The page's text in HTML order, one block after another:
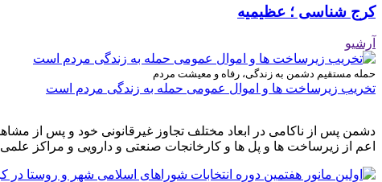
کرج شناسی ؛ عظیمیه
آرشیو
حمله مستقیم دشمن به زندگی، رفاه و معیشت مردم
تخریب زیرساخت ها و اموال عمومی حمله به زندگی مردم است
دشمن پس از ناکامی در ابعاد مختلف تجاوز غیرقانونی خود و پس از
اعم از زیرساخت ها و پل ها و کارخانجات صنعتی و دارویی و مراکز